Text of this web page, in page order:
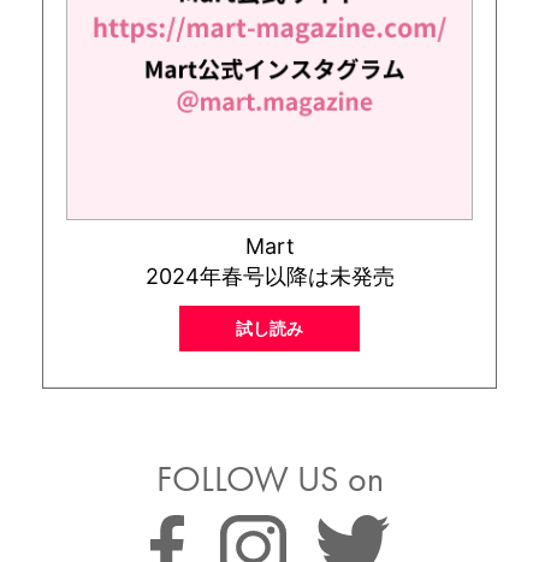
Mart
2024年春号以降は未発売
試し読み
FOLLOW US on